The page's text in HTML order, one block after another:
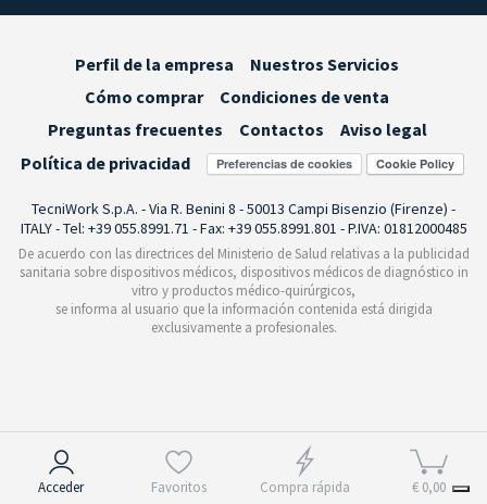
Acceder Favoritos Compra rápida € 0,00
Perfil de la empresa
Nuestros Servicios
Cómo comprar
Condiciones de venta
Preguntas frecuentes
Contactos
Aviso legal
Política de privacidad
Preferencias de cookies
TecniWork S.p.A. - Via R. Benini 8 - 50013 Campi Bisenzio (Firenze) -
ITALY - Tel: +39 055.8991.71 - Fax: +39 055.8991.801 - P.IVA: 01812000485
De acuerdo con las directrices del Ministerio de Salud relativas a la publicidad
sanitaria sobre dispositivos médicos, dispositivos médicos de diagnóstico in
vitro y productos médico-quirúrgicos,
se informa al usuario que la información contenida está dirigida
exclusivamente a profesionales.
Aviso en el momento de la recogida